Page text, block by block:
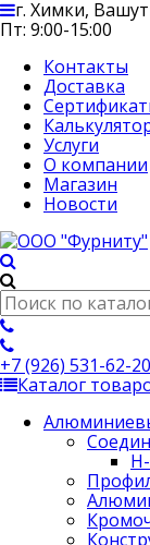
г. Химки,
Пт: 9:00-15:00
Контакты
Доставка
Услуги
О компании
Магазин
Новости
+7 (926) 531-62-20
Каталог